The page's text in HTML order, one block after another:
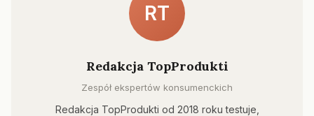
RT
Redakcja TopProdukti
Zespół ekspertów konsumenckich
Redakcja TopProdukti od 2018 roku testuje,